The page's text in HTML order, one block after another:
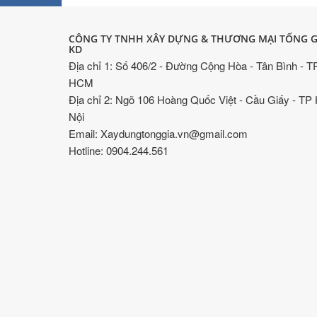
CÔNG TY TNHH XÂY DỰNG & THƯƠNG MẠI TỐNG
KD
Địa chỉ 1: Số 406/2 - Đường Cộng Hòa - Tân Bình -
HCM
Địa chỉ 2: Ngõ 106 Hoàng Quốc Việt - Cầu Giấy - TP
Nội
Email: Xaydungtonggia.vn@gmail.com
Hotline: 0904.244.561